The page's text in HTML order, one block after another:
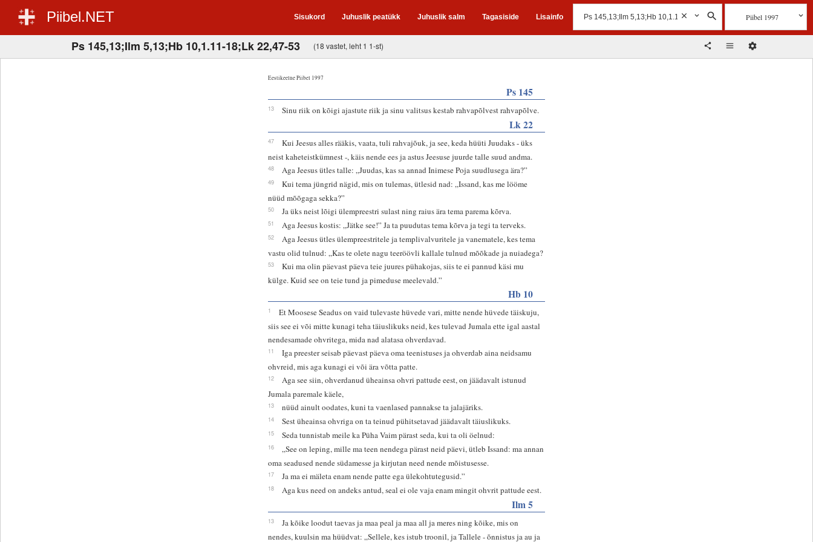
Piibel.NET Sisukord Juhuslik peatükk Juhuslik salm Tagasiside Lisainfo Piibel 1997
Ps 145,13;Ilm 5,13;Hb 10,1.11-18;Lk 22,47-53 (18 vastet, leht 1 1-st)
Eestikeelne Piibel 1997
Ps 145
13 Sinu riik on kõigi ajastute riik ja sinu valitsus kestab rahvapõlvest rahvapõlve.
Lk 22
47
Kui Jeesus alles rääkis, vaata, tuli rahvajõuk, ja see, keda hüüti Juudaks - üks
neist kaheteistkümnest -, käis nende ees ja astus Jeesuse juurde talle suud andma.
48 Aga Jeesus ütles talle: „Juudas, kas sa annad Inimese Poja suudlusega ära?”
49
Kui tema jüngrid nägid, mis on tulemas, ütlesid nad: „Issand, kas me lööme
nüüd mõõgaga sekka?”
50 Ja üks neist lõigi ülempreestri sulast ning raius ära tema parema kõrva.
51 Aga Jeesus kostis: „Jätke see!” Ja ta puudutas tema kõrva ja tegi ta terveks.
52
Aga Jeesus ütles ülempreestritele ja templivalvuritele ja vanematele, kes tema
vastu olid tulnud: „Kas te olete nagu teeröövli kallale tulnud mõõkade ja nuiadega?
53
Kui ma olin päevast päeva teie juures pühakojas, siis te ei pannud käsi mu
külge. Kuid see on teie tund ja pimeduse meelevald.”
Hb 10
1
Et Moosese Seadus on vaid tulevaste hüvede vari, mitte nende hüvede täiskuju,
siis see ei või mitte kunagi teha täiuslikuks neid, kes tulevad Jumala ette igal aastal
nendesamade ohvritega, mida nad alatasa ohverdavad.
11
Iga preester seisab päevast päeva oma teenistuses ja ohverdab aina neidsamu
ohvreid, mis aga kunagi ei või ära võtta patte.
12
Aga see siin, ohverdanud üheainsa ohvri pattude eest, on jäädavalt istunud
Jumala paremale käele,
13 nüüd ainult oodates, kuni ta vaenlased pannakse ta jalajäriks.
14 Sest üheainsa ohvriga on ta teinud pühitsetavad jäädavalt täiuslikuks.
15 Seda tunnistab meile ka Püha Vaim pärast seda, kui ta oli öelnud:
16
„See on leping, mille ma teen nendega pärast neid päevi, ütleb Issand: ma annan
oma seadused nende südamesse ja kirjutan need nende mõistusesse.
17 Ja ma ei mäleta enam nende patte ega ülekohtutegusid.”
18 Aga kus need on andeks antud, seal ei ole vaja enam mingit ohvrit pattude eest.
Ilm 5
13
Ja kõike loodut taevas ja maa peal ja maa all ja meres ning kõike, mis on
nendes, kuulsin ma hüüdvat: „Sellele, kes istub troonil, ja Tallele - õnnistus ja au ja